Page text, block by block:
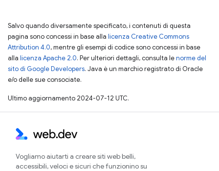
Salvo quando diversamente specificato, i contenuti di questa
pagina sono concessi in base alla licenza Creative Commons
Attribution 4.0, mentre gli esempi di codice sono concessi in base
alla licenza Apache 2.0. Per ulteriori dettagli, consulta lenorme del
sito di Google Developers. Java è un marchio registrato di Oracle
e/o delle sue consociate.
Ultimo aggiornamento 2024-07-12 UTC.
Vogliamo aiutarti a creare siti web belli,
accessibili, veloci e sicuri che funzionino su